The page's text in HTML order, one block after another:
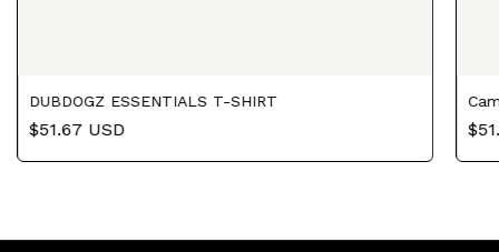
DUBDOGZ ESSENTIALS T-SHIRT
$51.67 USD